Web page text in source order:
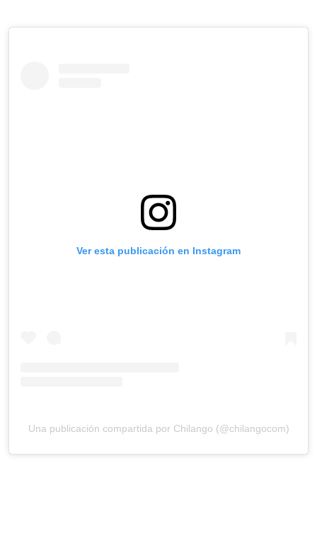
Ver esta publicación en Instagram
Una publicación compartida por Chilango (@chilangocom)